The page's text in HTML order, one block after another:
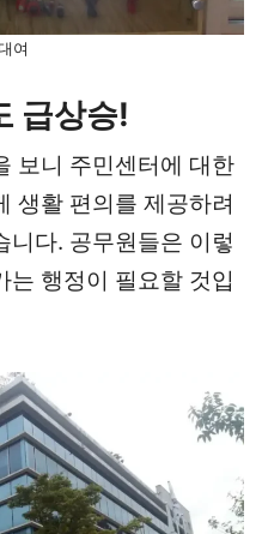
여
급상승!
보니 주민센터에 대한
생활 편의를 제공하려
니다. 공무원들은 이렇
는 행정이 필요할 것입